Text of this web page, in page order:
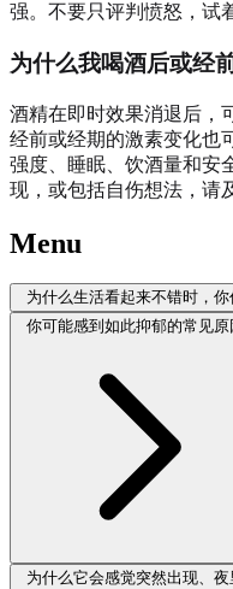
强。不要只评判愤怒，试
为什么我喝酒后或经
酒精在即时效果消退后，
经前或经期的激素变化也
强度、睡眠、饮酒量和安
现，或包括自伤想法，请
Menu
为什么生活看起来不错时，
你可能感到如此抑郁的常见原
为什么它会感觉突然出现、